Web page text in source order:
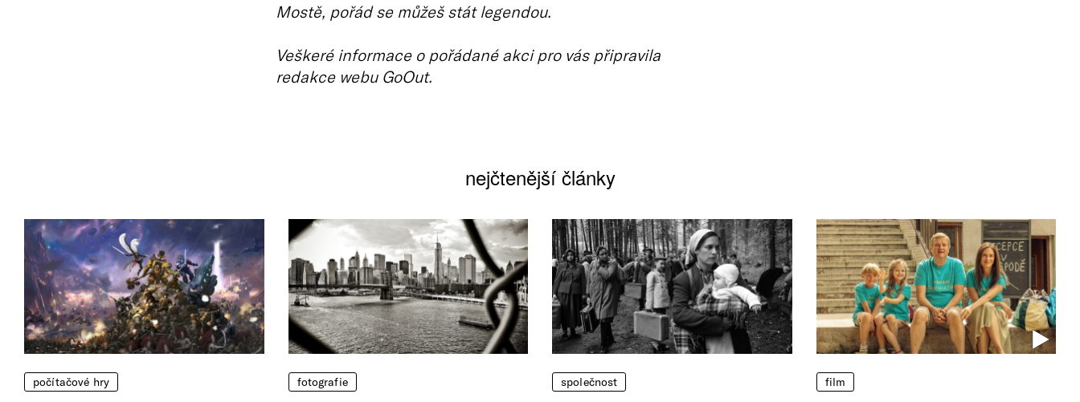
Mostě, pořád se můžeš stát legendou.
Veškeré informace o pořádané akci pro vás připravila
redakce webu GoOut.
nejčtenější články
počítačové hry fotografie společnost film